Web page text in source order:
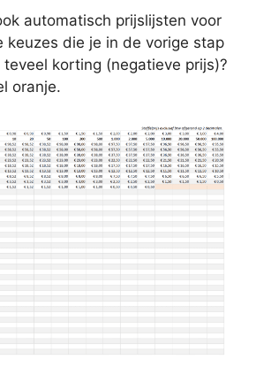
automatisch prijslijsten voor
keuzes die je in de vorige stap
korting (negatieve prijs)?
oranje.